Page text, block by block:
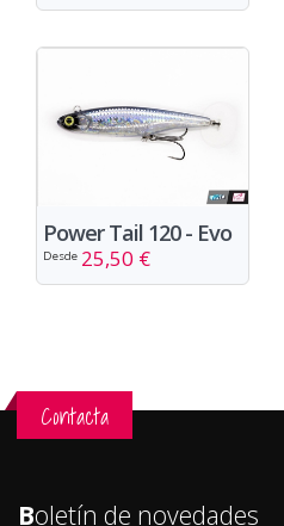
Power Tail 120 - Evo
Desde 25,50 €
Contacta
Boletín de novedades